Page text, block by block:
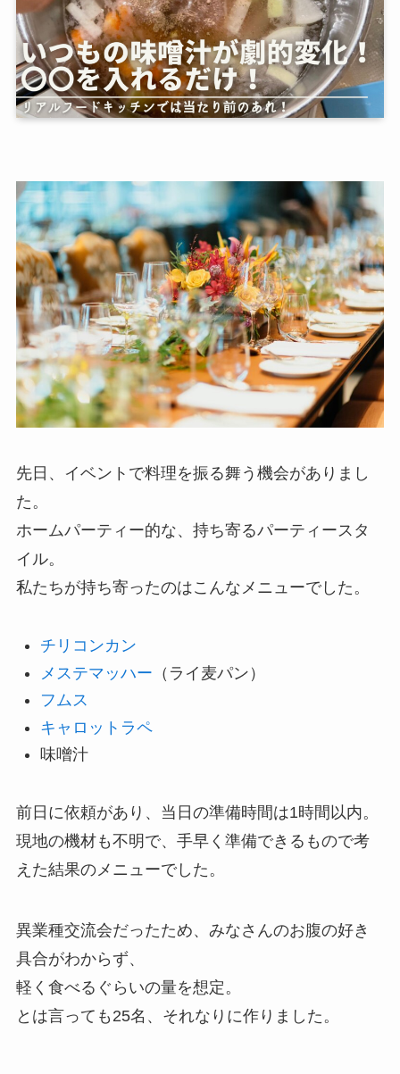
先日、イベントで料理を振る舞う機会がありまし
た。
ホームパーティー的な、持ち寄るパーティースタ
イル。
私たちが持ち寄ったのはこんなメニューでした。
チリコンカン
メステマッハー （ライ麦パン）
フムス
キャロットラペ
味噌汁
前日に依頼があり、当日の準備時間は1時間以内。
現地の機材も不明で、手早く準備できるもので考
えた結果のメニューでした。
異業種交流会だったため、みなさんのお腹の好き
具合がわからず、
軽く食べるぐらいの量を想定。
とは言っても25名、それなりに作りました。